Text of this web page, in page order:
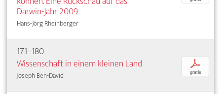
Darwin-Jahr 2009
Hans-Jörg Rheinberger
171–180
Wissenschaft in einem kleinen Land
Joseph Ben-David
p
gratis